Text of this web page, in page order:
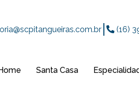
(16)
Santa Casa